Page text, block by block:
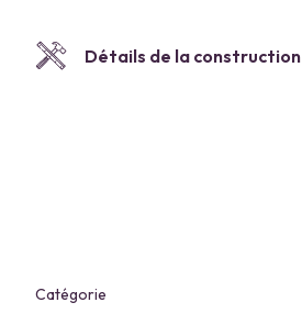
Détails de la construction
Catégorie